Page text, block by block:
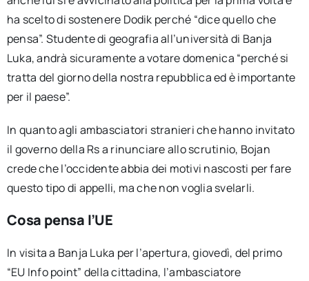
ha scelto di sostenere Dodik perché “dice quello che
pensa”. Studente di geografia all’università di Banja
Luka, andrà sicuramente a votare domenica “perché si
tratta del giorno della nostra repubblica ed è importante
per il paese”.
In quanto agli ambasciatori stranieri che hanno invitato
il governo della Rs a rinunciare allo scrutinio, Bojan
crede che l’occidente abbia dei motivi nascosti per fare
questo tipo di appelli, ma che non voglia svelarli.
Cosa pensa l’UE
In visita a Banja Luka per l’apertura, giovedì, del primo
“EU Info point” della cittadina, l’ambasciatore